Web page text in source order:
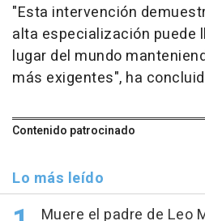
"Esta intervención
alta especialización puede
lugar del mundo
más exigentes", ha
Contenido patrocinado
Lo más leído
Muere el padre de Leo